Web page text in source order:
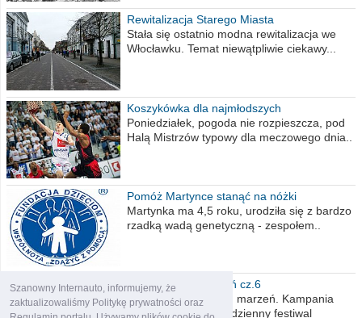
Szanowny Internauto, informujemy, że
zaktualizowaliśmy Politykę prywatności oraz
Rewitalizacja Starego Miasta
Stała się ostatnio modna rewitalizacja we
Włocławku. Temat niewątpliwie ciekawy...
Koszykówka dla najmłodszych
Poniedziałek, pogoda nie rozpieszcza, pod
Halą Mistrzów typowy dla meczowego dnia..
Pomóż Martynce stanąć na nóżki
Martynka ma 4,5 roku, urodziła się z bardzo
rzadką wadą genetyczną - zespołem..
Polska moich marzeń cz.6
Nadszedł kres moich marzeń. Kampania
wyborcza czyli niecodzienny festiwal